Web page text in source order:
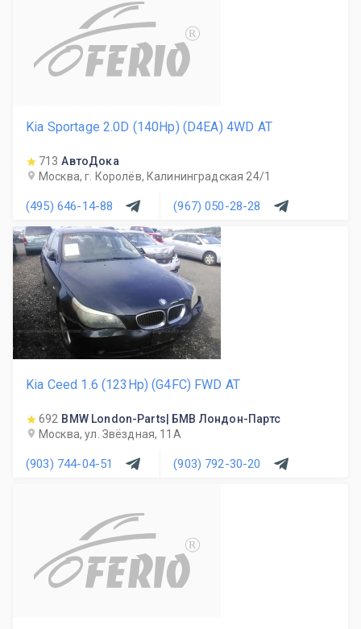
R
Kia Sportage 2.0D (140Hp) (D4EA) 4WD AT
713 АвтоДока
Москва, г. Королёв, Калининградская 24/1
(495) 646-14-88 (967) 050-28-28
Kia Ceed 1.6 (123Hp) (G4FC) FWD AT
692 BMW London-Parts| БМВ Лондон-Партс
Москва, ул. Звёздная, 11А
(903) 744-04-51 (903) 792-30-20
R